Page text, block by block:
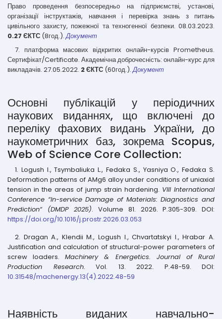
Право проведення безпосередньо на підприємстві, установі,
організації інструктажів, навчання і перевірка знань з питань
цивільного захисту, пожежної та техногенної безпеки. 08.03.2023.
0.27 ЄКТС (8год.).Документ
7. платформа масових відкритих онлайн-курсів Prometheus.
Сертифікат/Certificate. Академічна доброчесність: онлайн-курс для
викладачів. 27.05.2022. 2 ЄКТС (60год.).Документ
Основні публікацій у періодичних
наукових виданнях, що включені до
переліку фахових видань України, до
наукометричних баз, зокрема Scopus,
Web of Science Core Collection:
1. Logush I., Tsymbaliuka L., Fedaka S., Yasniya O., Fedaka S.
Deformation patterns of AMg6 alloy under conditions of uniaxial
tension in the areas of jump strain hardening. VIII International
Conference “In-service Damage of Materials: Diagnostics and
Prediction“ (DMDP 2025). Volume 81. 2026. P.305-309. DOI:
https://doi.org/10.1016/j.prostr.2026.03.053
2. Dragan A., Klendii M., Logush I., Chvartatskyi I., Hrabar A.
Justification and calculation of structural-power parameters of
screw loaders.Machinery & Energetics. Journal of Rural
Production Research. Vol. 13. 2022. P.48-59. DOI:
10.31548/machenergy.13(4).2022.48-59
Наявність виданих навчально-